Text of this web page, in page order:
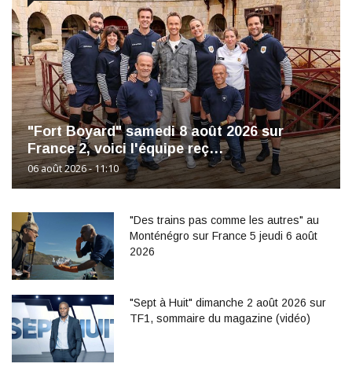
"Fort Boyard" samedi 8 août 2026 sur
France 2, voici l'équipe reç…
06 août 2026 - 11:10
"Des trains pas comme les autres" au
Monténégro sur France 5 jeudi 6 août
2026
"Sept à Huit" dimanche 2 août 2026 sur
TF1, sommaire du magazine (vidéo)